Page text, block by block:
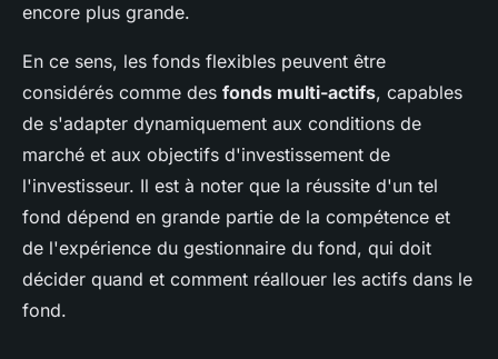
encore plus grande.
En ce sens, les fonds flexibles peuvent être
considérés comme des fonds multi-actifs, capables
de s'adapter dynamiquement aux conditions de
marché et aux objectifs d'investissement de
l'investisseur. Il est à noter que la réussite d'un tel
fond dépend en grande partie de la compétence et
de l'expérience du gestionnaire du fond, qui doit
décider quand et comment réallouer les actifs dans le
fond.